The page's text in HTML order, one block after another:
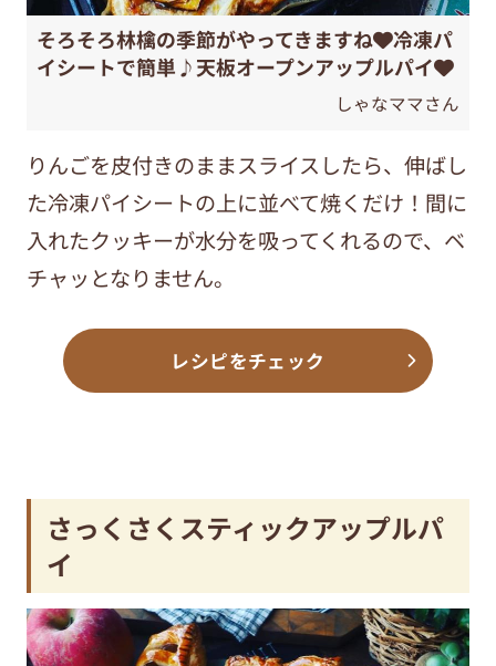
そろそろ林檎の季節がやってきますね❤️冷凍パ
イシートで簡単♪天板オープンアップルパイ❤️
しゃなママさん
りんごを皮付きのままスライスしたら、伸ばし
た冷凍パイシートの上に並べて焼くだけ！間に
入れたクッキーが水分を吸ってくれるので、ベ
チャッとなりません。
レシピをチェック
さっくさくスティックアップルパ
イ